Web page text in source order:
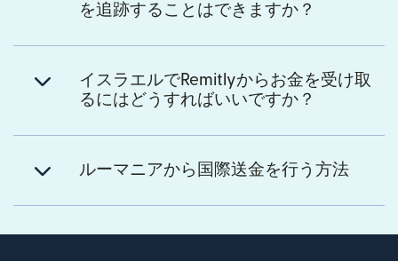
を追跡することはできますか？
イスラエルでRemitlyからお金を受け取
るにはどうすればいいですか？
ルーマニアから国際送金を行う方法